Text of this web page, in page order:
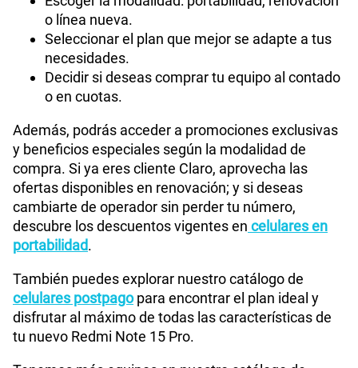
o línea nueva.
Seleccionar el plan que mejor se adapte a tus
necesidades.
Decidir si deseas comprar tu equipo al contado
o en cuotas.
Además, podrás acceder a promociones exclusivas
y beneficios especiales según la modalidad de
compra. Si ya eres cliente Claro, aprovecha las
ofertas disponibles en renovación; y si deseas
cambiarte de operador sin perder tu número,
descubre los descuentos vigentes en celulares en
portabilidad.
También puedes explorar nuestro catálogo de
celulares postpagopara encontrar el plan ideal y
disfrutar al máximo de todas las características de
tu nuevo Redmi Note 15 Pro.